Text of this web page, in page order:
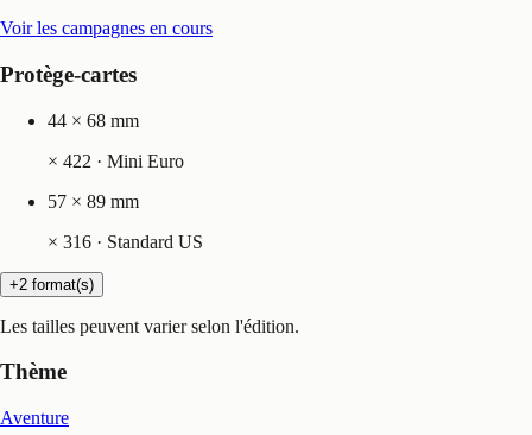
Voir les campagnes en cours
Protège-cartes
44 × 68 mm
× 422 · Mini Euro
57 × 89 mm
× 316 · Standard US
+2 format(s)
Les tailles peuvent varier selon l'édition.
Thème
Aventure